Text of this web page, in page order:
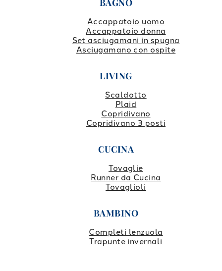
Accappatoio uomo
Accappatoio donna
Set asciugamani in spugna
Asciugamano con ospite
LIVING
Scaldotto
Plaid
Copridivano
Copridivano 3 posti
CUCINA
Tovaglie
Runner da Cucina
Tovaglioli
BAMBINO
Completi lenzuola
Trapunte invernali